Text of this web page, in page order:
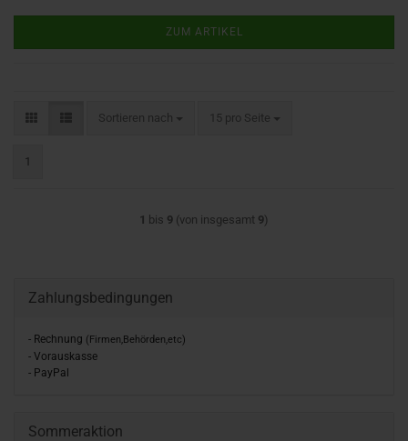
ZUM ARTIKEL
Sortieren nach
Sortieren nach 15 pro Seite
pro Seite
1
1 bis 9 (von insgesamt 9)
Zahlungsbedingungen
- Rechnung (Firmen,Behörden,etc)
- Vorauskasse
- PayPal
Sommeraktion